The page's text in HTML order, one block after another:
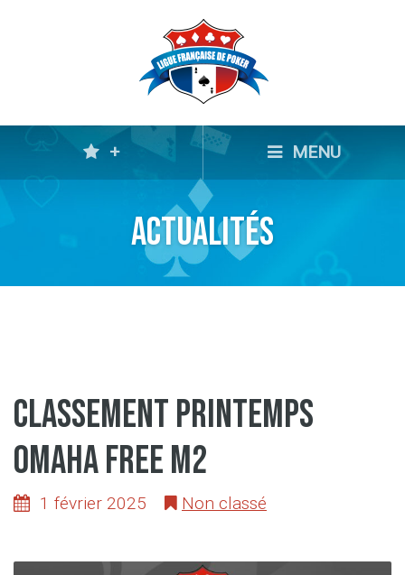
+ MENU
Actualités
classement printemps
omaha free M2
1 février 2025 Non classé